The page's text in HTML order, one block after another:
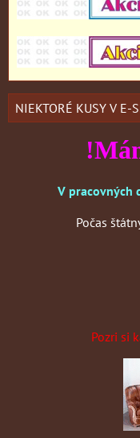
NIEKTORÉ KUSY V E-
V pracovných
Počas
Pozri si